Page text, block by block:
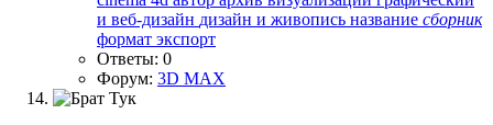
и веб-дизайн дизайн и живопись название сборник
формат экспорт
Ответы: 0
Форум: 3D MAX